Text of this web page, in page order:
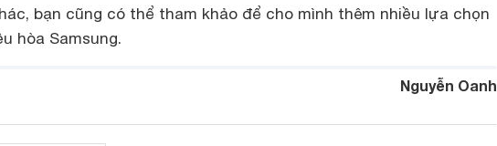
bạn cũng có thể tham khảo để cho mình thêm nhiều lựa chọn
hòa Samsung.
Nguyễn Oanh